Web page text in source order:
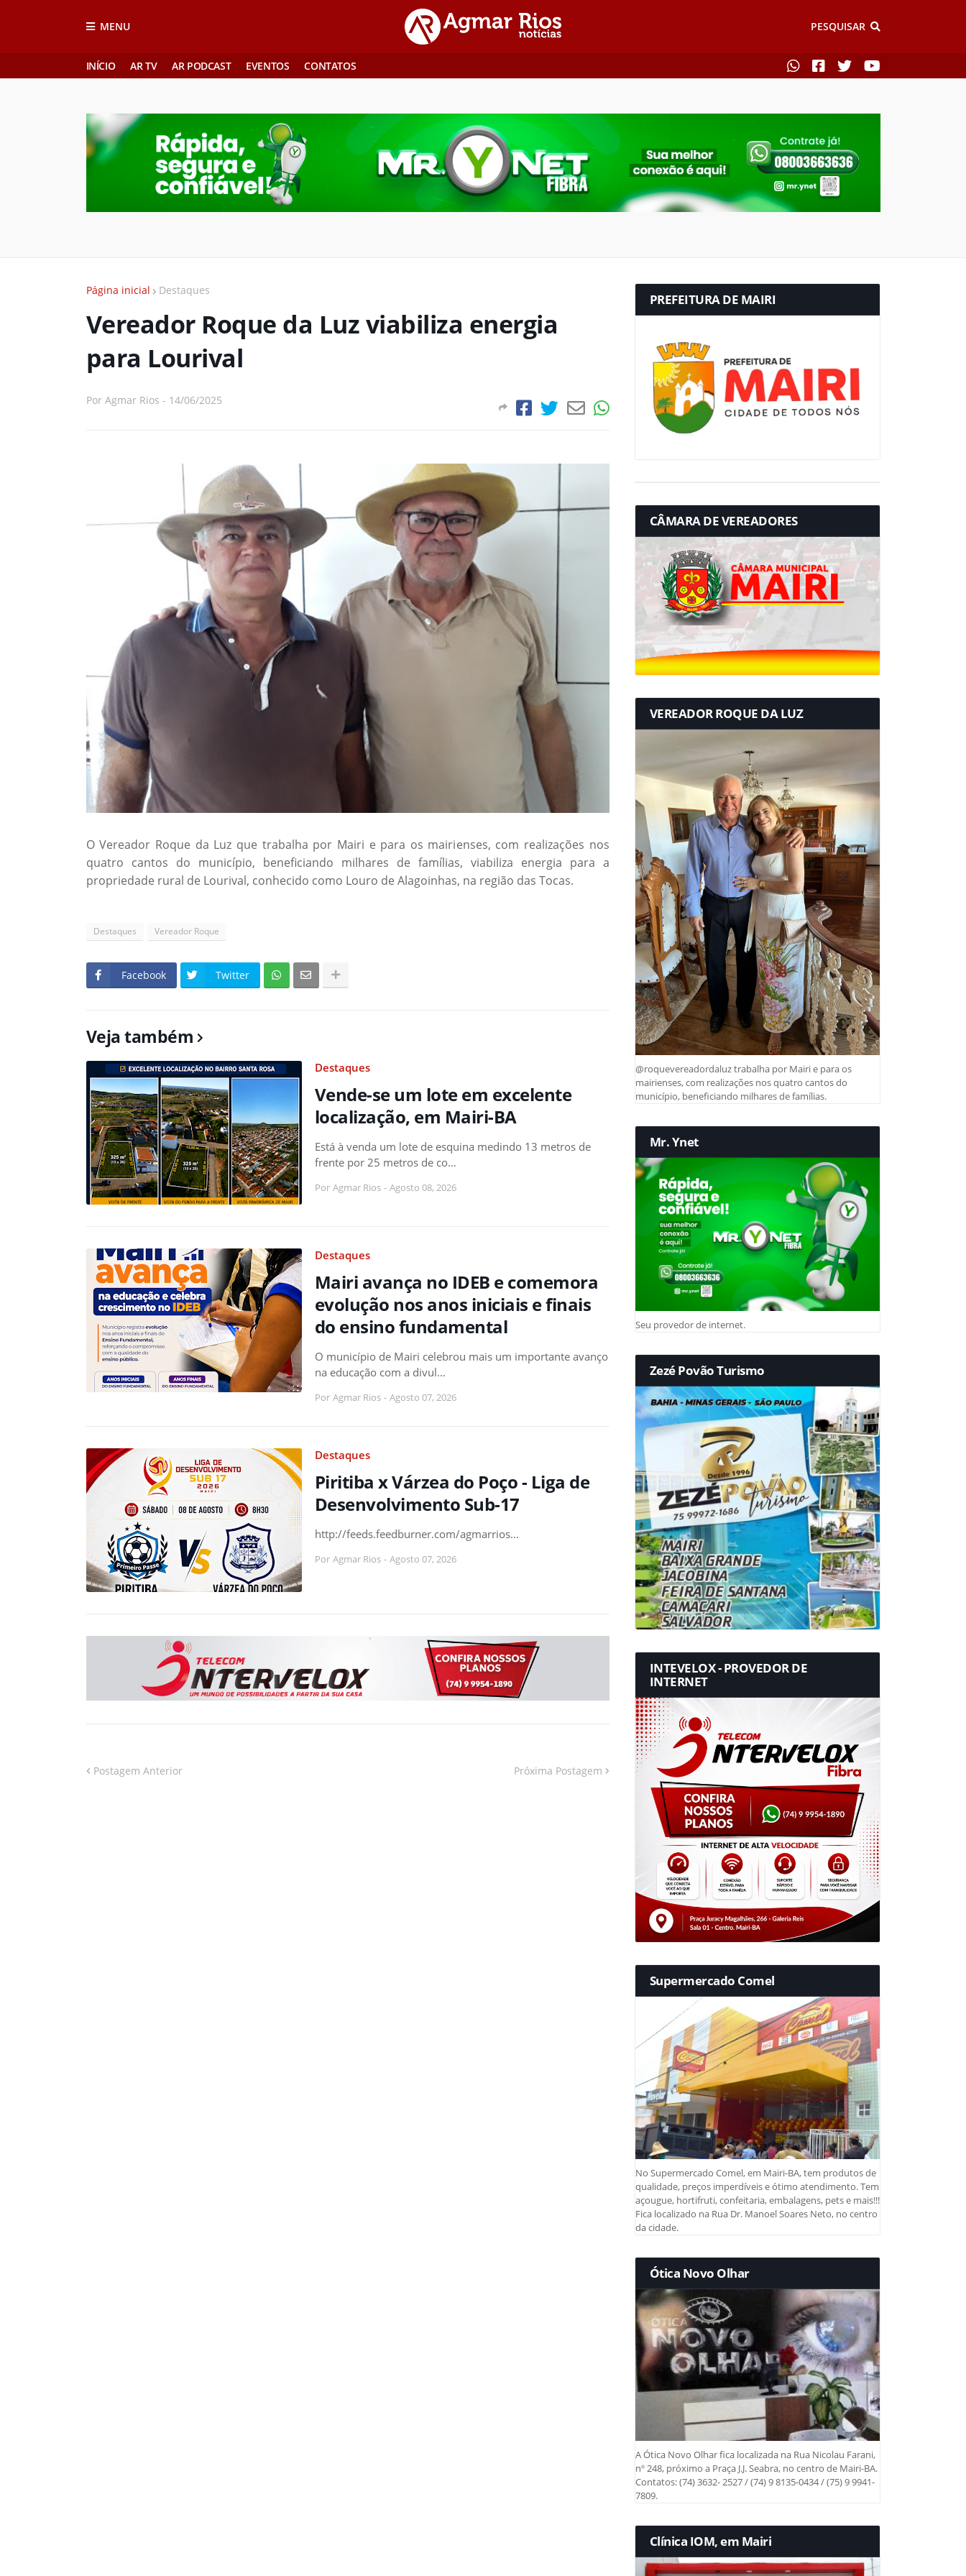
MENU PESQUISAR
INÍCIO AR TV AR PODCAST EVENTOS CONTATOS
Página inicial Destaques
Vereador Roque da Luz viabiliza energia
para Lourival
Por Agmar Rios - 14/06/2025
O Vereador Roque da Luz que trabalha por Mairi e para os mairienses, com realizações nos
quatro cantos do município, beneficiando milhares de famílias, viabiliza energia para a
propriedade rural de Lourival, conhecido como Louro de Alagoinhas, na região das Tocas.
Destaques Vereador Roque
Facebook Twitter
Veja também
Destaques
Vende-se um lote em excelente
localização, em Mairi-BA
Está à venda um lote de esquina medindo 13 metros de
frente por 25 metros de co…
Por Agmar Rios - Agosto 08, 2026
Destaques
Mairi avança no IDEB e comemora
evolução nos anos iniciais e finais
do ensino fundamental
O município de Mairi celebrou mais um importante avanço
na educação com a divul…
Por Agmar Rios - Agosto 07, 2026
Destaques
Piritiba x Várzea do Poço - Liga de
Desenvolvimento Sub-17
http://feeds.feedburner.com/agmarrios…
Por Agmar Rios - Agosto 07, 2026
Postagem Anterior Próxima Postagem
PREFEITURA DE MAIRI
CÂMARA DE VEREADORES
VEREADOR ROQUE DA LUZ
@roquevereadordaluz trabalha por Mairi e para os
mairienses, com realizações nos quatro cantos do
município, beneficiando milhares de famílias.
Mr. Ynet
Seu provedor de internet.
Zezé Povão Turismo
INTEVELOX - PROVEDOR DE
INTERNET
Supermercado Comel
No Supermercado Comel, em Mairi-BA, tem produtos de
qualidade, preços imperdíveis e ótimo atendimento. Tem
açougue, hortifruti, confeitaria, embalagens, pets e mais!!!
Fica localizado na Rua Dr. Manoel Soares Neto, no centro
da cidade.
Ótica Novo Olhar
A Ótica Novo Olhar fica localizada na Rua Nicolau Farani,
nº 248, próximo a Praça J.J. Seabra, no centro de Mairi-BA.
Contatos: (74) 3632- 2527 / (74) 9 8135-0434 / (75) 9 9941-
7809.
Clínica IOM, em Mairi